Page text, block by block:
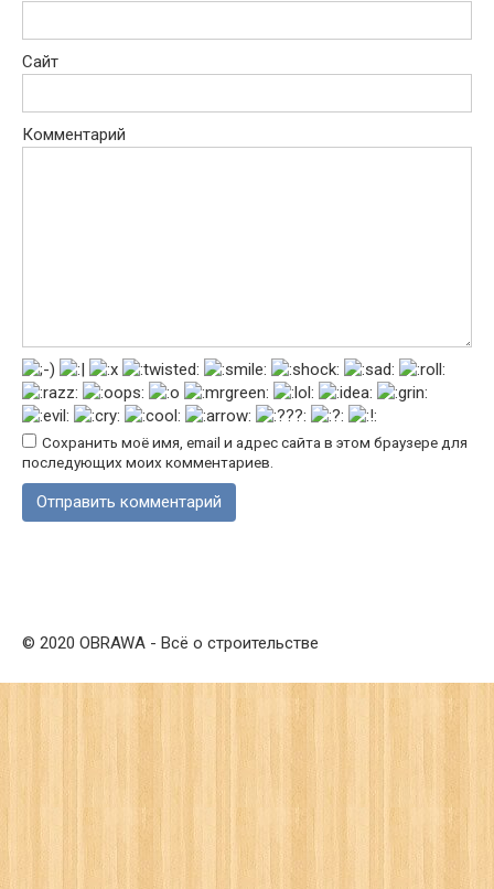
Сайт
Комментарий
Сохранить моё имя, email и адрес сайта в этом браузере для
последующих моих комментариев.
© 2020 OBRAWA - Всё о строительстве